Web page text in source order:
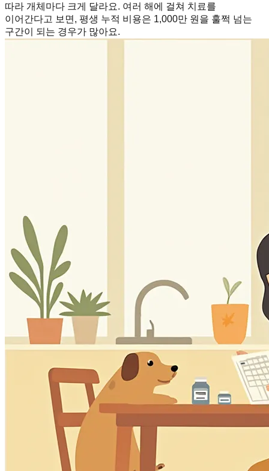
따라 개체마다 크게 달라요. 여러 해에 걸쳐 치료를
이어간다고 보면, 평생 누적 비용은 1,000만 원을 훌쩍 넘는
구간이 되는 경우가 많아요.